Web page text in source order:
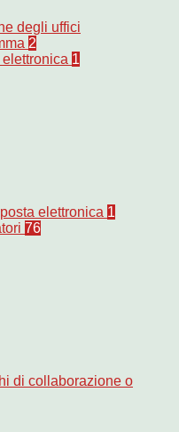
degli uffici
2
1
elettronica 1
76
di collaborazione o